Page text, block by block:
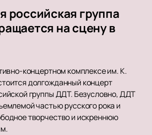
российская группа
на сцену в
концертном комплексе им. К.
долгожданный концерт
группы ДДТ. Безусловно, ДДТ
частью русского рока и
творчество и искреннюю